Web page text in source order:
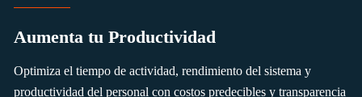
Aumenta tu Productividad
Optimiza el tiempo de actividad, rendimiento del sistema y
productividad del personal con costos predecibles y transparencia